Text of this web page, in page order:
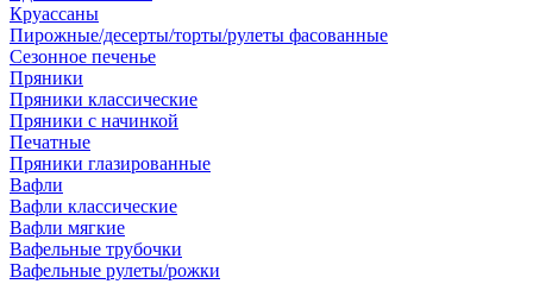
Круассаны
Пирожные/десерты/торты/рулеты фасованные
Сезонное печенье
Пряники
Пряники классические
Пряники с начинкой
Печатные
Пряники глазированные
Вафли
Вафли классические
Вафли мягкие
Вафельные трубочки
Вафельные рулеты/рожки